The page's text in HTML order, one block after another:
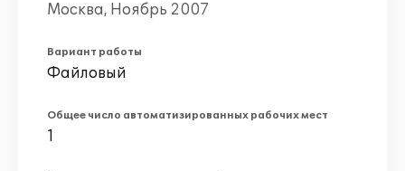
Москва, Ноябрь 2007
Вариант работы
Файловый
Общее число автоматизированных рабочих мест
1